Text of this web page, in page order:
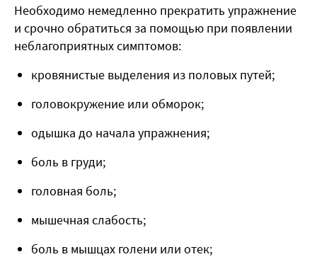
Необходимо немедленно прекратить упражнение
и срочно обратиться за помощью при появлении
неблагоприятных симптомов:
кровянистые выделения из половых путей;
головокружение или обморок;
одышка до начала упражнения;
боль в груди;
головная боль;
мышечная слабость;
боль в мышцах голени или отек;